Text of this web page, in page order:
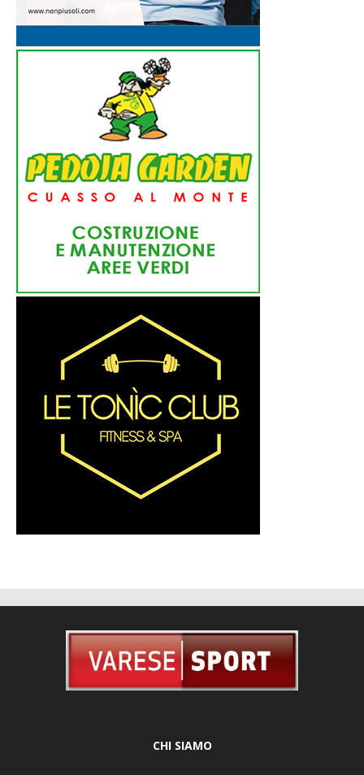
CHI SIAMO